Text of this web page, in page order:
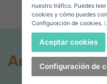
Andere
Haben Sie Ihr Passwort
Telefonnummer*
United
States
+1
+1
Passwort**
United
States
+1
+1
nuestro tráfico. Puedes
cookies y cómo puedes
Configuración de cookies.
Configuración de
Aceptar cookies